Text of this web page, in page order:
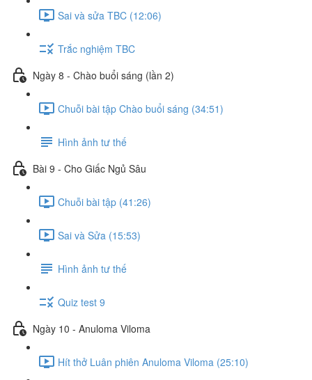
Sai và sửa TBC (12:06)
Trắc nghiệm TBC
Ngày 8 - Chào buổi sáng (lần 2)
Chuỗi bài tập Chào buổi sáng (34:51)
Hình ảnh tư thế
Bài 9 - Cho Giấc Ngủ Sâu
Chuỗi bài tập (41:26)
Sai và Sửa (15:53)
Hình ảnh tư thế
Quiz test 9
Ngày 10 - Anuloma Viloma
Hít thở Luân phiên Anuloma Viloma (25:10)